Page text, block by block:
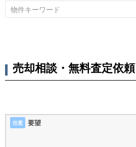
売却相談・無料査定依頼
任意 要望